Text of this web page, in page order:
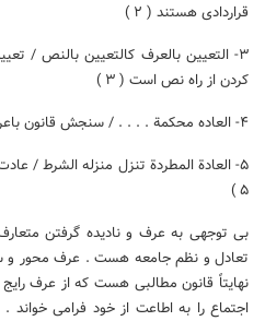
قراردادی هستند ( ۲ )
۳- التعیین بالعرف کالتعیین بالنص /
کردن از راه نص است ( ۳ )
۴- العاده محکمة . . . . / سنجش قانون باعرف است ( ۴ )
۵- العادة المطردة تنزل منزله الشرط
۵ )
بی توجهی به عرف و نادیده گرفتن
تعادل و نظم جامعه هست . عرف محور و
نهایتاً قانون مطالبی هست که از عرف
اجتماع را به اطاعت از خود فرامی